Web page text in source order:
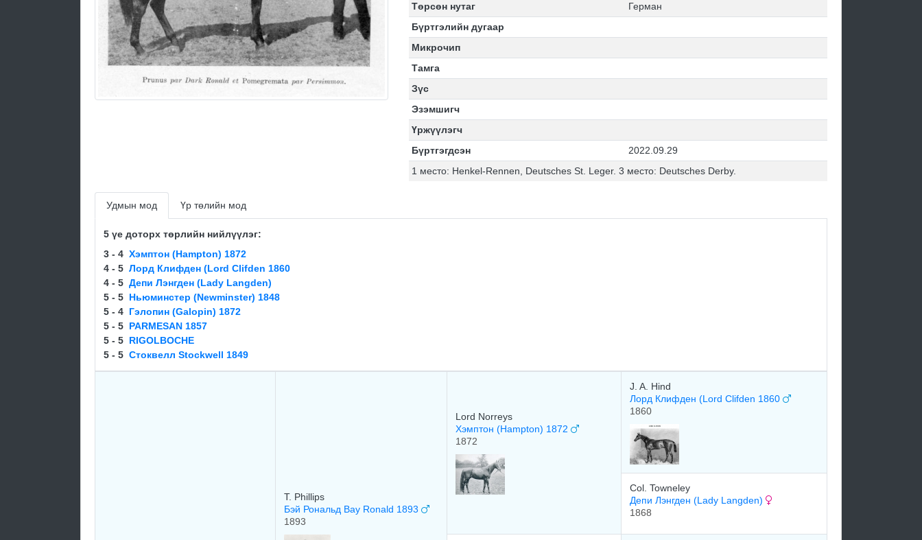
Төрсөн нутаг
Герман
Бүртгэлийн дугаар
Микрочип
Тамга
Зүс
Эзэмшигч
Үржүүлэгч
Бүртгэгдсэн
2022.09.29
1 место: Henkel-Rennen, Deutsches St. Leger. 3 место: Deutsches Derby.
Удмын мод Үр төлийн мод
5 үе доторх төрлийн нийлүүлэг:
3 - 4 Хэмптон (Hampton) 1872
4 - 5 Лорд Клифден (Lord Clifden 1860
4 - 5 Депи Лэнгден (Lady Langden)
5 - 5 Ньюминстер (Newminster) 1848
5 - 4 Гэлопин (Galopin) 1872
5 - 5 PARMESAN 1857
5 - 5 RIGOLBOCHE
5 - 5 Стоквелл Stockwell 1849
T. Phillips
Бэй Рональд Bay Ronald 1893
1893
Lord Norreys
Хэмптон (Hampton) 1872
1872
J. A. Hind
Лорд Клифден (Lord Clifden 1860
1860
Col. Towneley
Депи Лэнгден (Lady Langden)
1868